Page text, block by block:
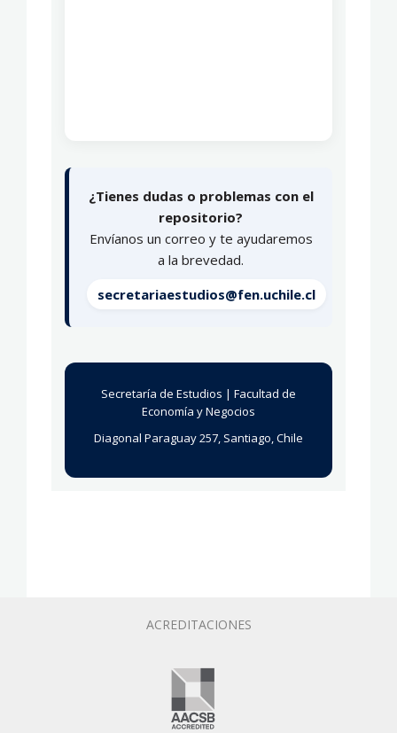
¿Tienes dudas o problemas con el
repositorio?
Envíanos un correo y te ayudaremos
a la brevedad.
secretariaestudios@fen.uchile.cl
Secretaría de Estudios | Facultad de
Economía y Negocios
Diagonal Paraguay 257, Santiago, Chile
ACREDITACIONES